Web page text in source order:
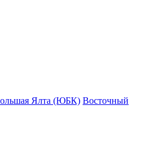
Ялта (ЮБК) Восточный